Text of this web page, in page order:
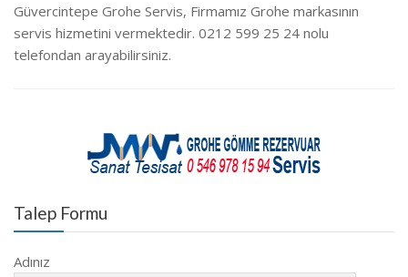
Güvercintepe Grohe Servis, Firmamız Grohe markasının
servis hizmetini vermektedir. 0212 599 25 24 nolu
telefondan arayabilirsiniz.
Talep Formu
Adınız